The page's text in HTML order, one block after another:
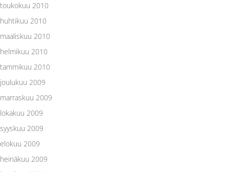
toukokuu 2010
huhtikuu 2010
maaliskuu 2010
helmikuu 2010
tammikuu 2010
joulukuu 2009
marraskuu 2009
lokakuu 2009
syyskuu 2009
elokuu 2009
heinäkuu 2009